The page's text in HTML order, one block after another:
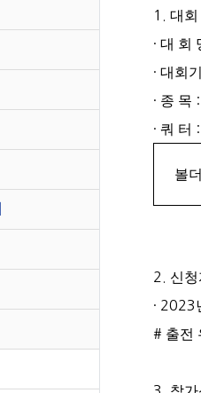
본문
1. 대회
· 대 회
· 대회
· 종 목
· 쿼 터 :
볼더
2. 신청
· 2023
# 출전
3.